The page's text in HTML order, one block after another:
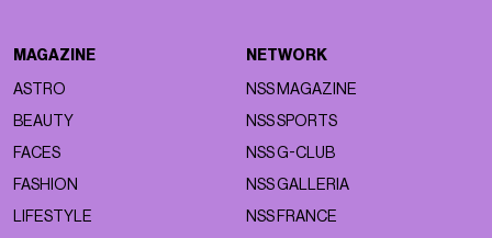
MAGAZINE
ASTRO
BEAUTY
FACES
FASHION
LIFESTYLE
NETWORK
NSS MAGAZINE
NSS SPORTS
NSS G-CLUB
NSS GALLERIA
NSS FRANCE